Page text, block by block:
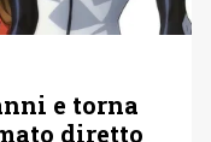
e torna
diretto